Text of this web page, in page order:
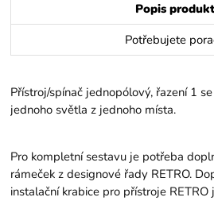
Popis
Potřebujete
Přístroj/spínač jednopólový, řazení 1
jednoho světla z jednoho místa.
Pro kompletní sestavu je potřeba
rámeček z designové řady RETRO.
instalační krabice pro přístroje